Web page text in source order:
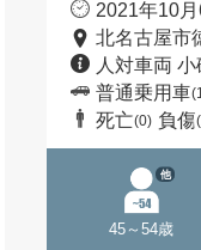
2021年10
北名古屋市
人対車両
普通乗用車
死亡(0) 負傷
45～54歳
他